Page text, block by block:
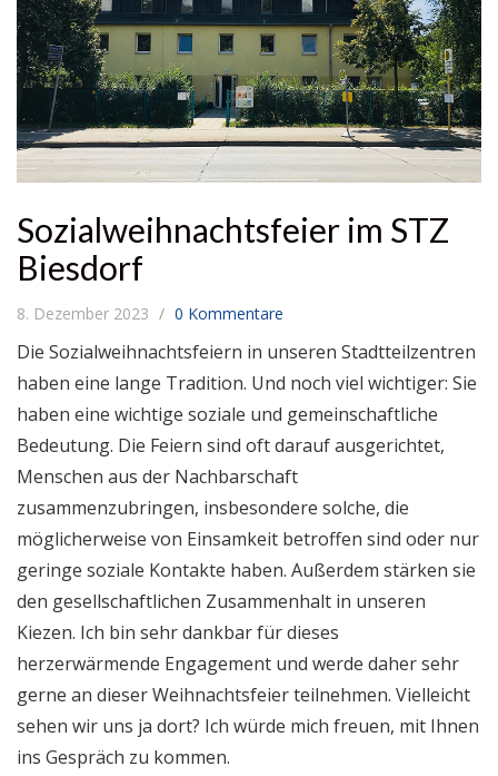
Sozialweihnachtsfeier im STZ
Biesdorf
8. Dezember 2023 0 Kommentare
Die Sozialweihnachtsfeiern in unseren Stadtteilzentren
haben eine lange Tradition. Und noch viel wichtiger: Sie
haben eine wichtige soziale und gemeinschaftliche
Bedeutung. Die Feiern sind oft darauf ausgerichtet,
Menschen aus der Nachbarschaft
zusammenzubringen, insbesondere solche, die
möglicherweise von Einsamkeit betroffen sind oder nur
geringe soziale Kontakte haben. Außerdem stärken sie
den gesellschaftlichen Zusammenhalt in unseren
Kiezen. Ich bin sehr dankbar für dieses
herzerwärmende Engagement und werde daher sehr
gerne an dieser Weihnachtsfeier teilnehmen. Vielleicht
sehen wir uns ja dort? Ich würde mich freuen, mit Ihnen
ins Gespräch zu kommen.